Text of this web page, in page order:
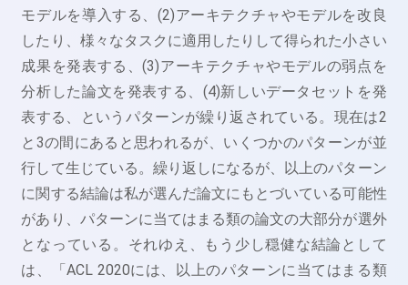
モデルを導入する、(2)アーキテクチャやモデルを改良
したり、様々なタスクに適用したりして得られた小さい
成果を発表する、(3)アーキテクチャやモデルの弱点を
分析した論文を発表する、(4)新しいデータセットを発
表する、というパターンが繰り返されている。現在は2
と3の間にあると思われるが、いくつかのパターンが並
行して生じている。繰り返しになるが、以上のパターン
に関する結論は私が選んだ論文にもとづいている可能性
があり、パターンに当てはまる類の論文の大部分が選外
となっている。それゆえ、もう少し穏健な結論として
は、「ACL 2020には、以上のパターンに当てはまる類